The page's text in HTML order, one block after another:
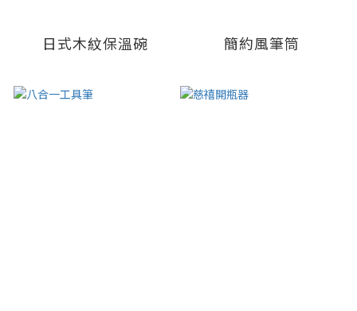
日式木紋保溫碗 簡約風筆筒